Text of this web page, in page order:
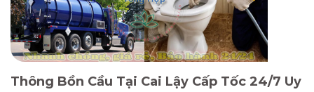
Thông Bồn Cầu Tại Cai Lậy Cấp Tốc 24/7 Uy